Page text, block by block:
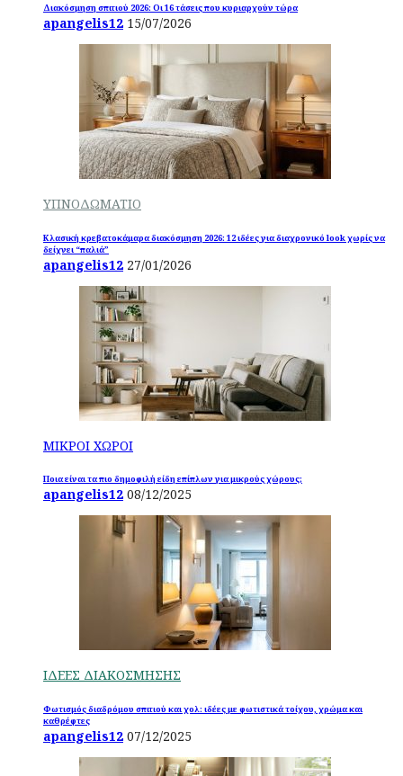
Διακόσμηση σπιτιού 2026: Οι 16 τάσεις που κυριαρχούν τώρα
apangelis12 15/07/2026
ΥΠΝΟΔΩΜΑΤΙΟ
Κλασική κρεβατοκάμαρα διακόσμηση 2026: 12 ιδέες για διαχρονικό look χωρίς να
δείχνει “παλιά”
apangelis12 27/01/2026
ΜΙΚΡΟΙ ΧΩΡΟΙ
Ποια είναι τα πιο δημοφιλή είδη επίπλων για μικρούς χώρους;
apangelis12 08/12/2025
ΙΔΕΕΣ ΔΙΑΚΟΣΜΗΣΗΣ
Φωτισμός διαδρόμου σπιτιού και χολ: ιδέες με φωτιστικά τοίχου, χρώμα και
καθρέφτες
apangelis12 07/12/2025